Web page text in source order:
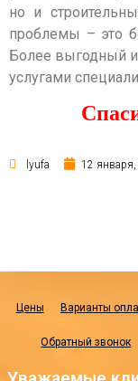
но и
проблемы – это
Более выгодный
услугами
lyufa 12
Цены Варианты
Обратный звонок